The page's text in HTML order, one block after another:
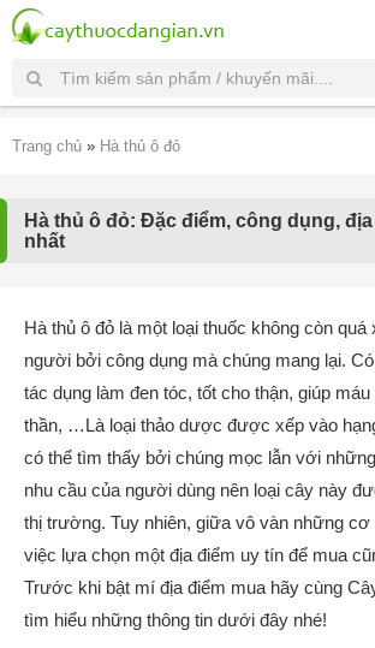
Trang chủ » Hà thủ ô đỏ
Hà thủ ô đỏ: Đặc điểm, công dụng,
nhất
Hà thủ ô đỏ là một loại thuốc không còn
người bởi công dụng mà chúng mang lại.
tác dụng làm đen tóc, tốt cho thận, giúp
thần, …Là loại thảo dược được xếp vào
có thể tìm thấy bởi chúng mọc lẫn với
nhu cầu của người dùng nên loại cây này
thị trường. Tuy nhiên, giữa vô vàn những
việc lựa chọn một địa điểm uy tín để mua
Trước khi bật mí địa điểm mua hãy cùng
tìm hiểu những thông tin dưới đây nhé!